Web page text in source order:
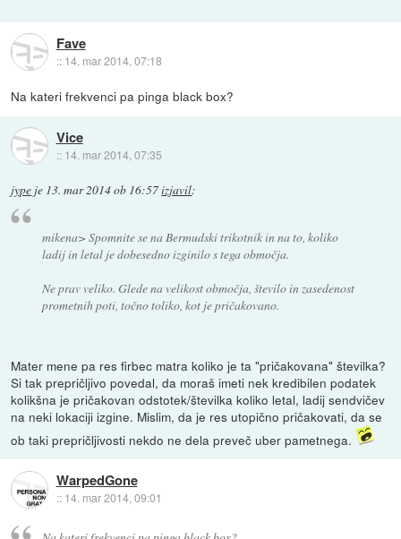
Fave
:: 14. mar 2014, 07:18
Na kateri frekvenci pa pinga black box?
Vice
:: 14. mar 2014, 07:35
jype je 13. mar 2014 ob 16:57izjavil:
mikena> Spomnite se na Bermudski trikotnik in na to, koliko
ladij in letal je dobesedno izginilo s tega območja.
Ne prav veliko. Glede na velikost območja, število in zasedenost
prometnih poti, točno toliko, kot je pričakovano.
Mater mene pa res firbec matra koliko je ta "pričakovana" številka?
Si tak prepričljivo povedal, da moraš imeti nek kredibilen podatek
kolikšna je pričakovan odstotek/številka koliko letal, ladij sendvičev
na neki lokaciji izgine. Mislim, da je res utopično pričakovati, da se
ob taki prepričljivosti nekdo ne dela preveč uber pametnega.
WarpedGone
:: 14. mar 2014, 09:01